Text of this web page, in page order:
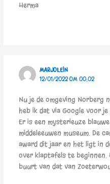
Herma
MARJOLEIN
12/01/2022 OM 00:02
Nu je de omgeving Norberg
heb ik dat via Google voor je
Er is een mysterieuze
middeleeuwen museum. De
award dit jaar en het ligt in
over klaptafels te beginnen.
buurt van dat van